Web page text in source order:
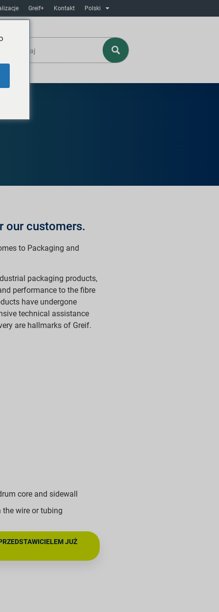
Greif+ Kontakt Polski
customers.
to Packaging and
packaging products,
performance to the fibre
have undergone
technical assistance
are hallmarks of Greif.
core and sidewall
wire or tubing
JUŻ